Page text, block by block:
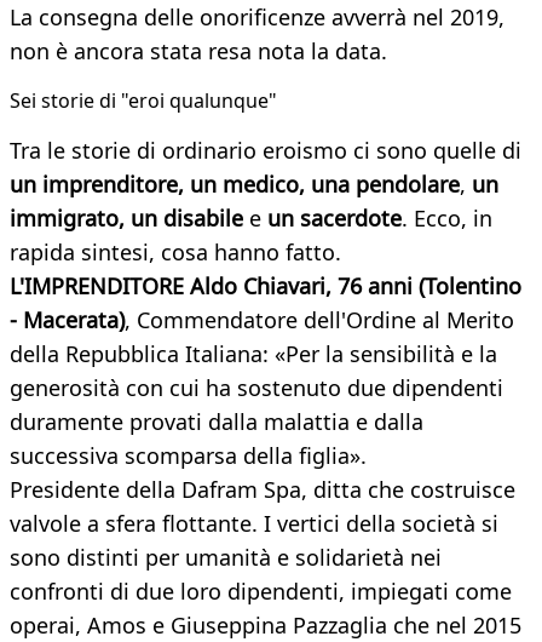
La consegna delle onorificenze avverrà nel 2019,
non è ancora stata resa nota la data.
Sei storie di "eroi qualunque"
Tra le storie di ordinario eroismo ci sono quelle di
un imprenditore, un medico, una pendolare, un
immigrato, un disabile e un sacerdote. Ecco, in
rapida sintesi, cosa hanno fatto.
L'IMPRENDITORE Aldo Chiavari, 76 anni (Tolentino
- Macerata), Commendatore dell'Ordine al Merito
della Repubblica Italiana: «Per la sensibilità e la
generosità con cui ha sostenuto due dipendenti
duramente provati dalla malattia e dalla
successiva scomparsa della figlia».
Presidente della Dafram Spa, ditta che costruisce
valvole a sfera flottante. I vertici della società si
sono distinti per umanità e solidarietà nei
confronti di due loro dipendenti, impiegati come
operai, Amos e Giuseppina Pazzaglia che nel 2015